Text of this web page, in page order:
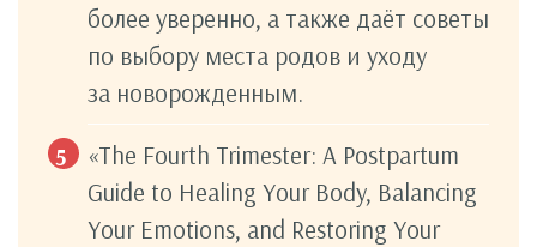
более уверенно, а также даёт советы
по выбору места родов и уходу
за новорожденным.
«The Fourth Trimester: A Postpartum
Guide to Healing Your Body, Balancing
Your Emotions, and Restoring Your